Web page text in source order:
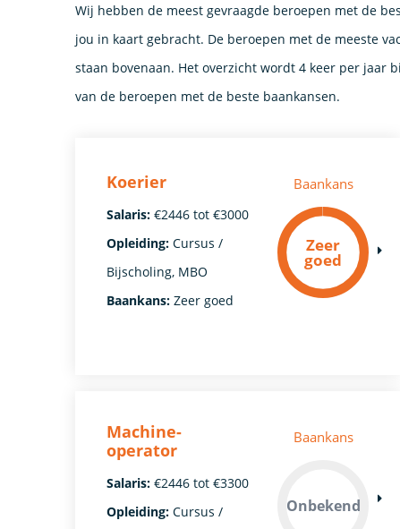
Wij hebben de meest gevraagde beroepen met de
jou in kaart gebracht. De beroepen met de meeste
staan bovenaan. Het overzicht wordt 4 keer per jaar
van de beroepen met de beste baankansen.
Koerier
Salaris: €2446 tot €3000
Opleiding: Cursus /
Bijscholing, MBO
Baankans: Zeer goed
Baankans
Zeer
goed
Machine-
operator
Salaris: €2446 tot €3300
Opleiding: Cursus /
Baankans
Onbekend